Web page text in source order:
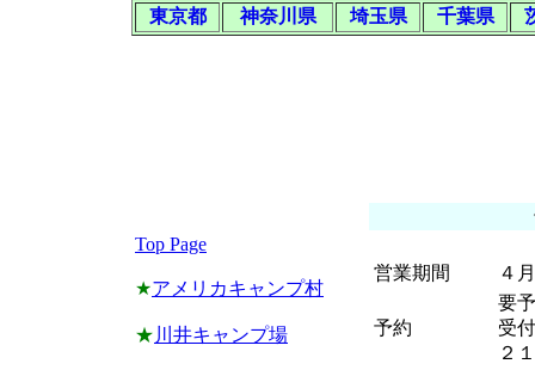
東京都
神奈川県 埼玉県 千葉県
営業期間 ４
予約
要
受
２
Top Page
★アメリカキャンプ村
★ 川井キャンプ場